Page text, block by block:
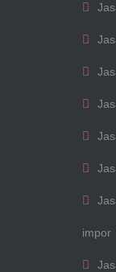
impor